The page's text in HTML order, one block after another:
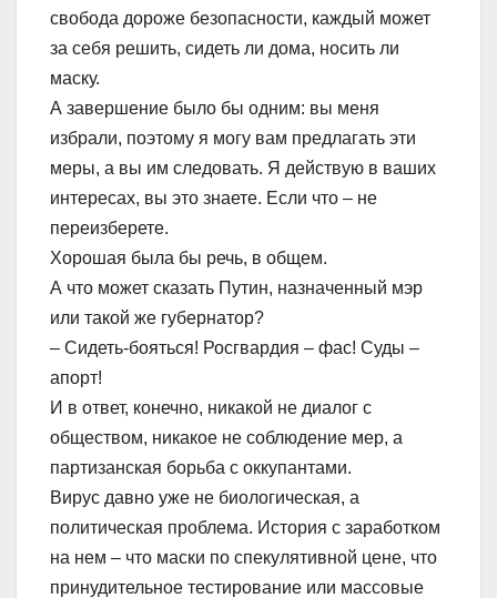
свобода дороже безопасности, каждый может
за себя решить, сидеть ли дома, носить ли
маску.
А завершение было бы одним: вы меня
избрали, поэтому я могу вам предлагать эти
меры, а вы им следовать. Я действую в ваших
интересах, вы это знаете. Если что – не
переизберете.
Хорошая была бы речь, в общем.
А что может сказать Путин, назначенный мэр
или такой же губернатор?
– Сидеть-бояться! Росгвардия – фас! Суды –
апорт!
И в ответ, конечно, никакой не диалог с
обществом, никакое не соблюдение мер, а
партизанская борьба с оккупантами.
Вирус давно уже не биологическая, а
политическая проблема. История с заработком
на нем – что маски по спекулятивной цене, что
принудительное тестирование или массовые